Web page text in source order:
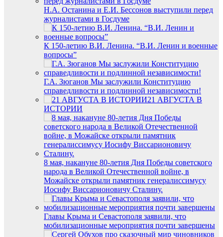
Н.А. Останина и Е.И. Бессонов выступили перед
журналистами в Госдуме
К 150-летию В.И. Ленина. “В.И. Ленин и военные
вопросы”
Г.А. Зюганов Мы заслужили Конституцию
справедливости и подлинной независимости!
21 АВГУСТА В
ИСТОРИИ
8 мая, накануне 80-летия Дня Победы советского
народа в Великой Отечественной войне, в
Можайске открыли памятник генералиссимусу
Иосифу Виссарионовичу Сталину.
Главы Крыма и Севастополя заявили, что
мобилизационные мероприятия почти завершены